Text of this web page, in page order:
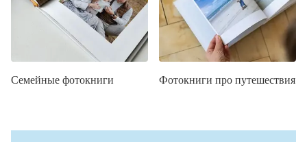
Семейные фотокниги Фотокниги про путешествия